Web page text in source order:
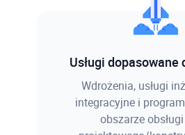
Usługi dopasowane
Wdrożenia, usługi
integracyjne i
obszarze